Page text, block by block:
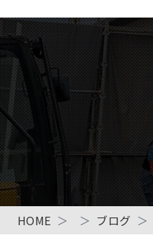
HOME ブログ